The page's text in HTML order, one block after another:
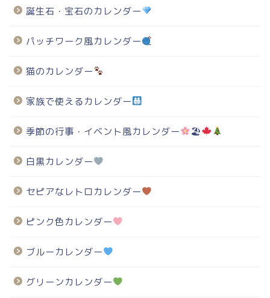
誕生石・宝石のカレンダー
パッチワーク風カレンダー
猫のカレンダー
家族で使えるカレンダー
季節の行事・イベント風カレンダー 🏖
白黒カレンダー
セピアなレトロカレンダー
ピンク色カレンダー
ブルーカレンダー
グリーンカレンダー